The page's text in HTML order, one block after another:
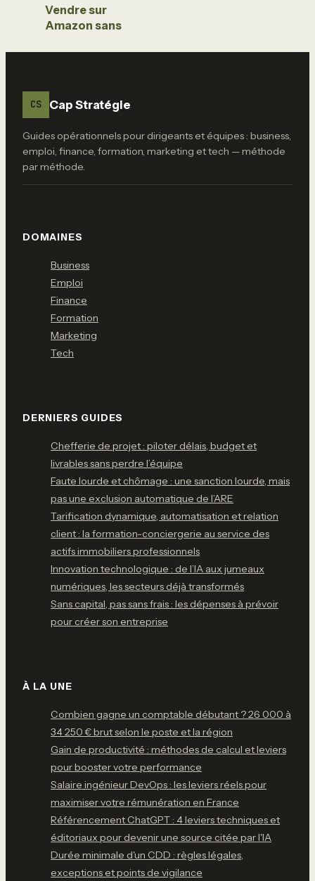
Vendre sur
Amazon sans
logistiques pour
CS Cap Stratégie
Guides opérationnels pour dirigeants et équipes : business,
emploi, finance, formation, marketing et tech — méthode
par méthode.
DOMAINES
Business
Emploi
Finance
Formation
Marketing
Tech
DERNIERS GUIDES
Chefferie de projet : piloter délais, budget et
livrables sans perdre l’équipe
Faute lourde et chômage : une sanction lourde, mais
pas une exclusion automatique de l’ARE
Tarification dynamique, automatisation et relation
client : la formation-conciergerie au service des
actifs immobiliers professionnels
Innovation technologique : de l’IA aux jumeaux
numériques, les secteurs déjà transformés
Sans capital, pas sans frais : les dépenses à prévoir
pour créer son entreprise
À LA UNE
Combien gagne un comptable débutant ? 26 000 à
34 250 € brut selon le poste et la région
Gain de productivité : méthodes de calcul et leviers
pour booster votre performance
Salaire ingénieur DevOps : les leviers réels pour
maximiser votre rémunération en France
Référencement ChatGPT : 4 leviers techniques et
éditoriaux pour devenir une source citée par l'IA
Durée minimale d'un CDD : règles légales,
exceptions et points de vigilance